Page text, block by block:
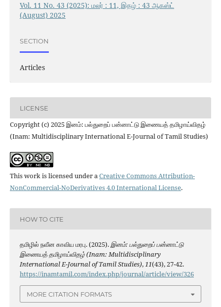
Vol. 11 No. 43 (2025): மலர் : 11, இதழ் : 43 ஆகஸ்ட்
(August) 2025
SECTION
Articles
LICENSE
Copyright (c) 2025 இனம்: பல்துறைப் பன்னாட்டு இணையத் தமிழாய்விதழ்
(Inam: Multidisciplinary International E-Journal of Tamil Studies)
This work is licensed under aCreative Commons Attribution-
NonCommercial-NoDerivatives 4.0 International License.
HOW TO CITE
தமிழில் நவீன காவிய மரபு. (2025).இனம்: பல்துறைப் பன்னாட்டு
இணையத் தமிழாய்விதழ் (Inam: Multidisciplinary
International E-Journal of Tamil Studies),11(43), 27-42.
https://inamtamil.com/index.php/journal/article/view/326
MORE CITATION FORMATS